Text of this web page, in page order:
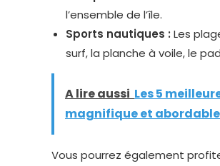
l’ensemble de l’île.
Sports nautiques : Les
surf, la planche à voile, le
A lire aussi Les 5
magnifique et abordable
Vous pourrez également